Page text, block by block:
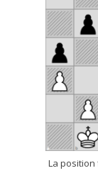
La